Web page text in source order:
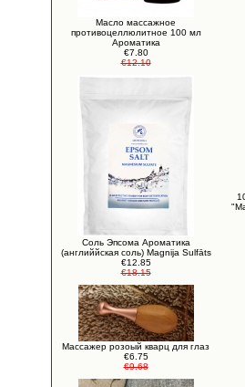
Масло массажное
противоцеллюлитное 100 мл
Ароматика
€7.80
€12.10
Соль Эпсома Ароматика
(английйская соль) Magnija Sulfāts
€12.85
€18.15
Массажер розоый кварц для глаз
€6.75
€9.68